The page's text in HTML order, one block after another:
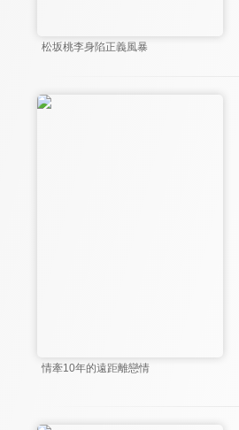
松坂桃李身陷正義風暴
情牽10年的遠距離戀情